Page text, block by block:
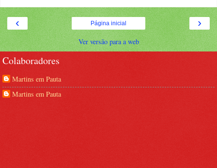
‹ ›
Página inicial
Ver versão para a web
Colaboradores
Martins em Pauta
Martins em Pauta